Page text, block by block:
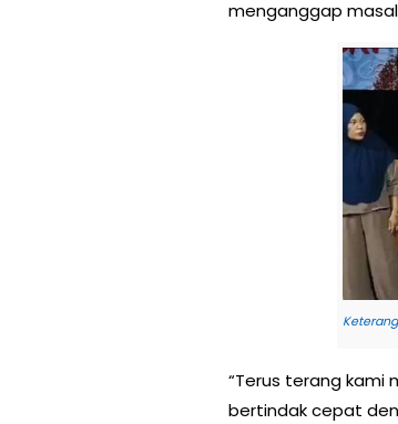
menganggap
“Terus terang kami
bertindak cepat